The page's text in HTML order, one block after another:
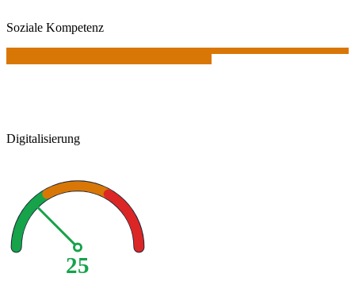
Soziale Kompetenz
Digitalisierung
25